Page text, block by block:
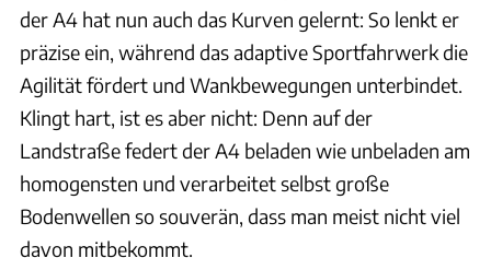
der A4 hat nun auch das Kurven gelernt: So lenkt er
präzise ein, während das adaptive Sportfahrwerk die
Agilität fördert und Wankbewegungen unterbindet.
Klingt hart, ist es aber nicht: Denn auf der
Landstraße federt der A4 beladen wie unbeladen am
homogensten und verarbeitet selbst große
Bodenwellen so souverän, dass man meist nicht viel
davon mitbekommt.